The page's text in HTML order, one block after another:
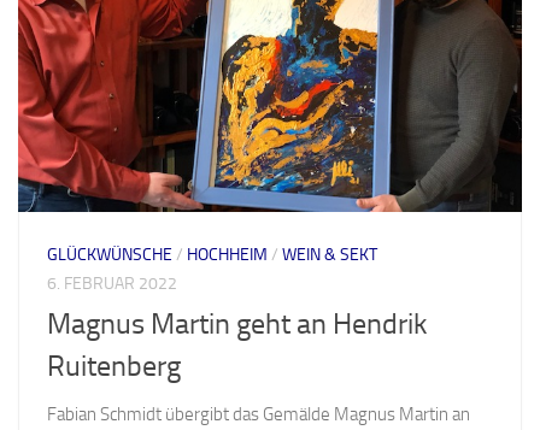
GLÜCKWÜNSCHE / HOCHHEIM / WEIN & SEKT
6. FEBRUAR 2022
Magnus Martin geht an Hendrik
Ruitenberg
Fabian Schmidt übergibt das Gemälde Magnus Martin an